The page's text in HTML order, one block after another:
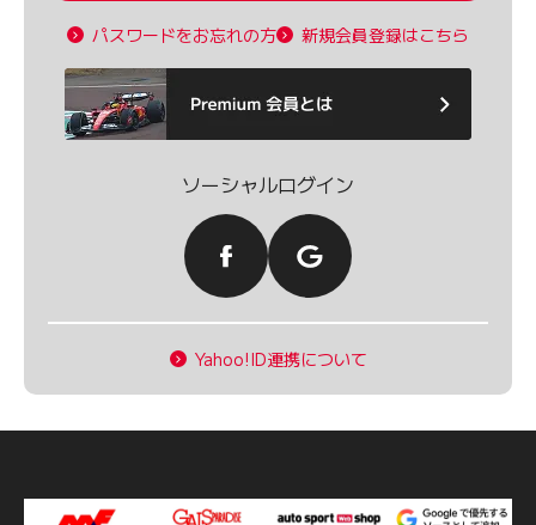
パスワードをお忘れの方 新規会員登録はこちら
ソーシャルログイン
Yahoo!ID連携について